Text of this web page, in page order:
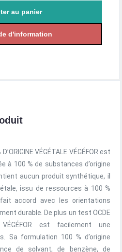
VÉGÉTALE VÉGÉFOR est
à 100 % de substances d’origine
aucun produit synthétique, il
issu de ressources à 100 %
accord avec les orientations
durable. De plus un test OCDE
est facilement une
Sa formulation 100 % d’origine
de solvant, de benzène, de